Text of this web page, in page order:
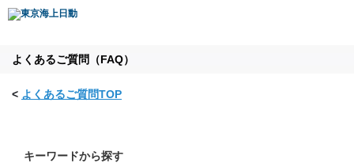
よくあるご質問（FAQ）
< よくあるご質問TOP
キーワードから探す